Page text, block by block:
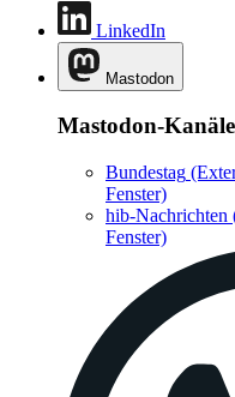
LinkedIn
Mastodon
Mastodon-Kanäle
Bundestag
Fenster)
hib-Nachrichten
Fenster)